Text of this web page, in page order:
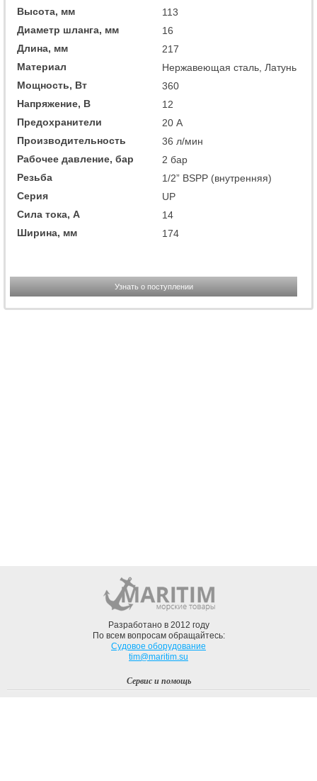
Высота, мм
113
Диаметр шланга, мм
16
Длина, мм
217
Материал
Нержавеющая сталь, Латунь
Мощность, Вт
360
Напряжение, В
12
Предохранители
20 А
Производительность
36 л/мин
Рабочее давление, бар
2 бар
Резьба
1/2” BSPP (внутренняя)
Серия
UP
Сила тока, А
14
Ширина, мм
174
Узнать о поступлении
Разработано в 2012 году
По всем вопросам обращайтесь:
Судовое оборудование
tim@maritim.su
Сервис и помощь